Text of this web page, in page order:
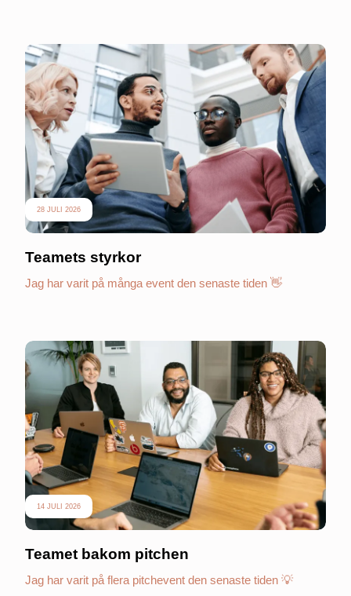
28 JULI 2026
Teamets styrkor
Jag har varit på många event den senaste tiden 👋
14 JULI 2026
Teamet bakom pitchen
Jag har varit på flera pitchevent den senaste tiden 💡